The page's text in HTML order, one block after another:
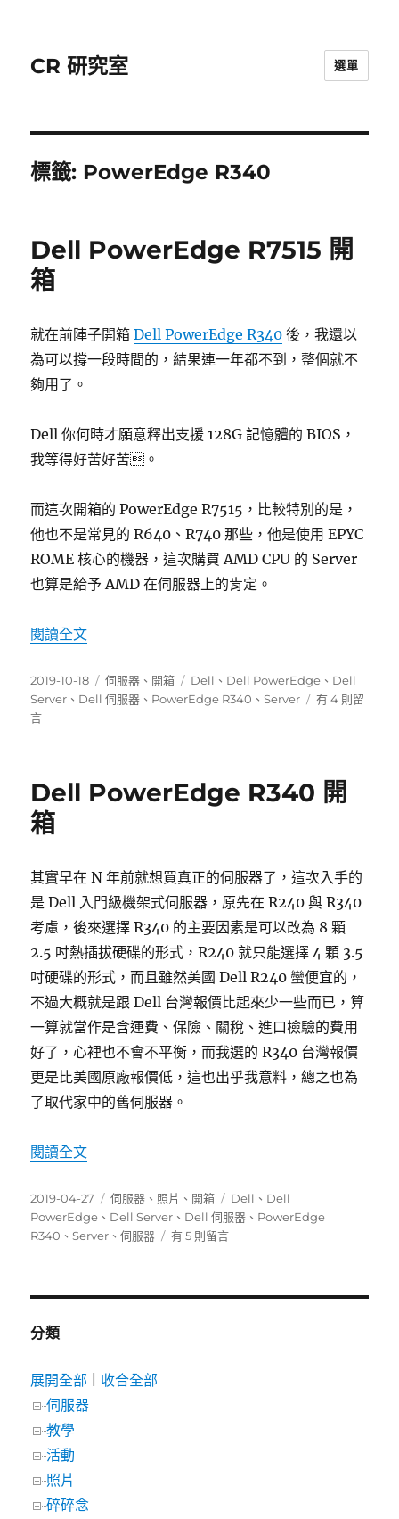
CR 研究室 選單
標籤: PowerEdge R340
Dell PowerEdge R7515 開
箱
就在前陣子開箱Dell PowerEdge R340 後，我還以
為可以撐一段時間的，結果連一年都不到，整個就不
夠用了。
Dell 你何時才願意釋出支援 128G 記憶體的 BIOS，
我等得好苦好苦。
而這次開箱的 PowerEdge R7515，比較特別的是，
他也不是常見的 R640、R740 那些，他是使用 EPYC
ROME 核心的機器，這次購買 AMD CPU 的 Server
也算是給予 AMD 在伺服器上的肯定。
閱讀全文〈Dell PowerEdge R7515 開箱〉
發
佈
日
2019-10-18
分
類
伺服器 、 開箱
標
籤
Dell 、 Dell PowerEdge 、 Dell
Server 、 Dell 伺服器 、 PowerEdge R340 、Server
在
箱〉
有 4 則留
言
Dell PowerEdge R340 開
箱
其實早在 N 年前就想買真正的伺服器了，這次入手的
是 Dell 入門級機架式伺服器，原先在 R240 與 R340
考慮，後來選擇 R340 的主要因素是可以改為 8 顆
2.5 吋熱插拔硬碟的形式，R240 就只能選擇 4 顆 3.5
吋硬碟的形式，而且雖然美國 Dell R240 蠻便宜的，
不過大概就是跟 Dell 台灣報價比起來少一些而已，算
一算就當作是含運費、保險、關稅、進口檢驗的費用
好了，心裡也不會不平衡，而我選的 R340 台灣報價
更是比美國原廠報價低，這也出乎我意料，總之也為
了取代家中的舊伺服器。
閱讀全文〈Dell PowerEdge R340 開箱〉
發
佈
日
2019-04-27
分
類
伺服器 、 照片 、 開箱
標
籤
Dell 、 Dell
PowerEdge 、 Dell Server 、 Dell 伺服器 、 PowerEdge
R340 、Server 、伺服器
在
有 5 則留言
分類
展開全部
收合全部
伺服器
教學
活動
照片
碎碎念